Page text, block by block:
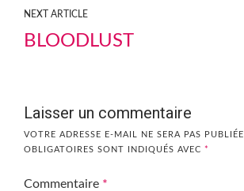
NEXT ARTICLE
BLOODLUST
Laisser un commentaire
VOTRE ADRESSE E-MAIL NE SERA PAS PUBLIÉE.
OBLIGATOIRES SONT INDIQUÉS AVEC *
Commentaire *